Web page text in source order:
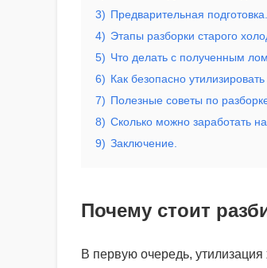
3) Предварительная подготовка.
4) Этапы разборки старого
5) Что делать с полученным
6) Как безопасно
7) Полезные советы по
8) Сколько можно заработать
9) Заключение.
Почему стоит
В первую очередь,